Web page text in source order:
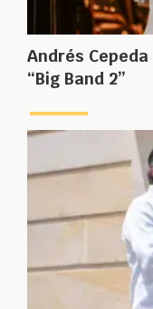
Andrés
“Big Band 2”